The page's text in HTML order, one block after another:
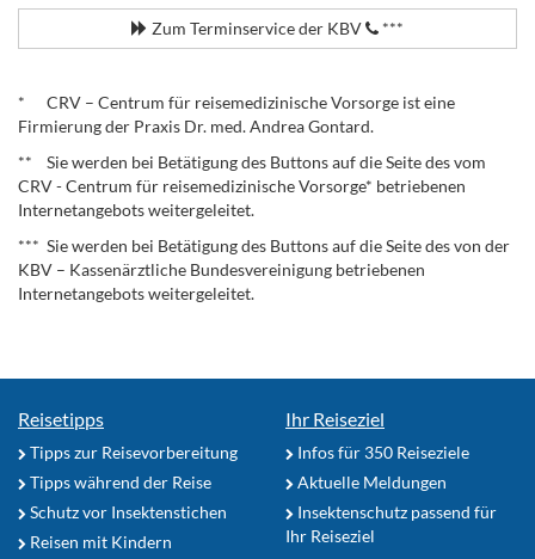
Zum Terminservice der KBV ***
* CRV – Centrum für reisemedizinische Vorsorge ist eine
Firmierung der Praxis Dr. med. Andrea Gontard.
** Sie werden bei Betätigung des Buttons auf die Seite des vom
CRV - Centrum für reisemedizinische Vorsorge* betriebenen
Internetangebots weitergeleitet.
*** Sie werden bei Betätigung des Buttons auf die Seite des von der
KBV – Kassenärztliche Bundesvereinigung betriebenen
Internetangebots weitergeleitet.
Reisetipps
Tipps zur Reisevorbereitung
Tipps während der Reise
Schutz vor Insektenstichen
Reisen mit Kindern
Ihr Reiseziel
Infos für 350 Reiseziele
Aktuelle Meldungen
Insektenschutz passend für
Ihr Reiseziel